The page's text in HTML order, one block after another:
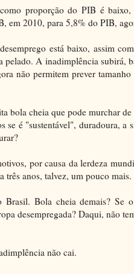
proporção do PIB é
em 2010, para 5,8% do PIB,
está baixo, assim
pelado. A inadimplência subirá,
não permitem prever
bola cheia que pode murchar
se é "sustentável", duradoura, a
por causa da lerdeza
anos, talvez, um pouco mais.
Bola cheia demais? Se
desempregada? Daqui, não
não cai.